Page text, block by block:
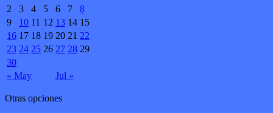
« May Jul »
2
3 4 5 6 7
8
9
10 11 12 13 14 15
16 17 18 19 20 21 22
23 24 25 26 27 28 29
30
Otras opciones